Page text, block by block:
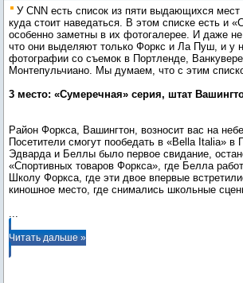
У CNN есть список из пяти выдающихся
куда стоит наведаться. В этом списке есть и
особенно заметны в их фотогалерее. И даже
что они выделяют только Форкс и Ла Пуш, и у
фотографии со съемок в Портленде,
Монтепульчиано. Мы думаем, что с этим
3 место: «Сумеречная» серия, штат
Район Форкса, Вашингтон, возносит вас на
Посетители смогут пообедать в «Bella Italia» в
Эдварда и Беллы было первое свидание,
«Спортивных товаров Форкса», где Белла
Школу Форкса, где эти двое впервые
...
Читать дальше »